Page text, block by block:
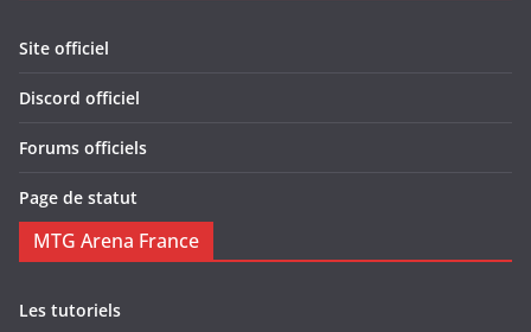
Site officiel
Discord officiel
Forums officiels
Page de statut
MTG Arena France
Les tutoriels